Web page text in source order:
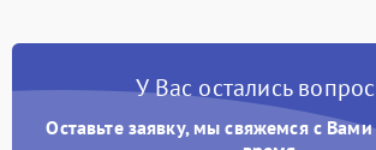
Поломка системы
отключения
1000 ₽
У Вас остались
Оставьте заявку, мы свяжемся с